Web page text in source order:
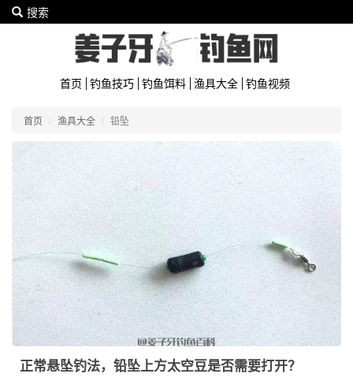
搜索
首页 钓鱼技巧 钓鱼饵料 渔具大全 钓鱼视频
首页 渔具大全 铅坠
正常悬坠钓法，铅坠上方太空豆是否需要打开？